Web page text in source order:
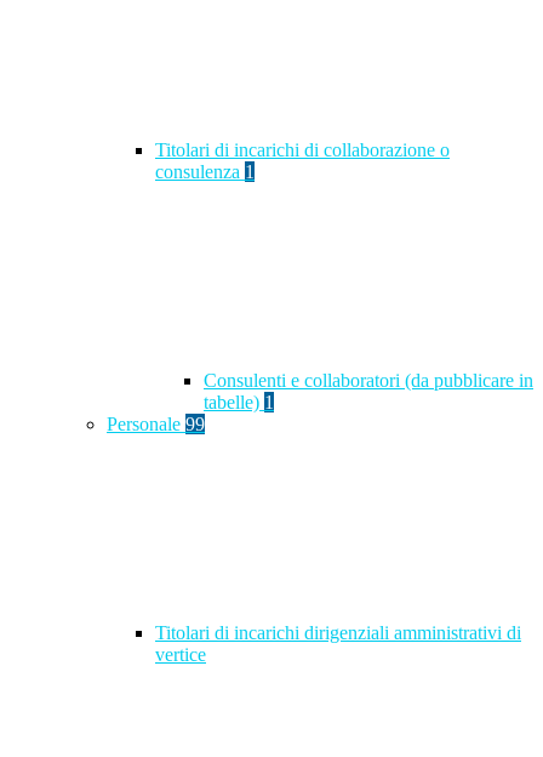
Titolari di incarichi di collaborazione o
consulenza 1
Consulenti e collaboratori (da pubblicare in
tabelle) 1
Personale 99
Titolari di incarichi dirigenziali amministrativi di
vertice